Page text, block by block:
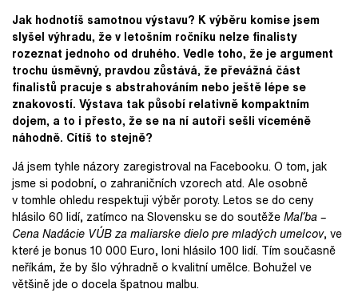
Jak hodnotíš samotnou výstavu? K výběru komise jsem
slyšel výhradu, že v letošním ročníku nelze finalisty
rozeznat jednoho od druhého. Vedle toho, že je argument
trochu úsměvný, pravdou zůstává, že převážná část
finalistů pracuje s abstrahováním nebo ještě lépe se
znakovostí. Výstava tak působí relativně kompaktním
dojem, a to i přesto, že se na ní autoři sešli víceméně
náhodně. Cítíš to stejně?
Já jsem tyhle názory zaregistroval na Facebooku. O tom, jak
jsme si podobní, o zahraničních vzorech atd. Ale osobně
v tomhle ohledu respektuji výběr poroty. Letos se do ceny
hlásilo 60 lidí, zatímco na Slovensku se do soutěžeMaľba –
Cena Nadácie VÚB za maliarske dielo pre mladých umelcov, ve
které je bonus 10 000 Euro, loni hlásilo 100 lidí. Tím současně
neříkám, že by šlo výhradně o kvalitní umělce. Bohužel ve
většině jde o docela špatnou malbu.